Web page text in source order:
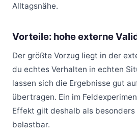
Alltagsnähe.
Vorteile: hohe externe
Der größte Vorzug liegt in der
du echtes Verhalten in echten
lassen sich die Ergebnisse gut
übertragen. Ein im
Effekt gilt deshalb als besonders
belastbar.